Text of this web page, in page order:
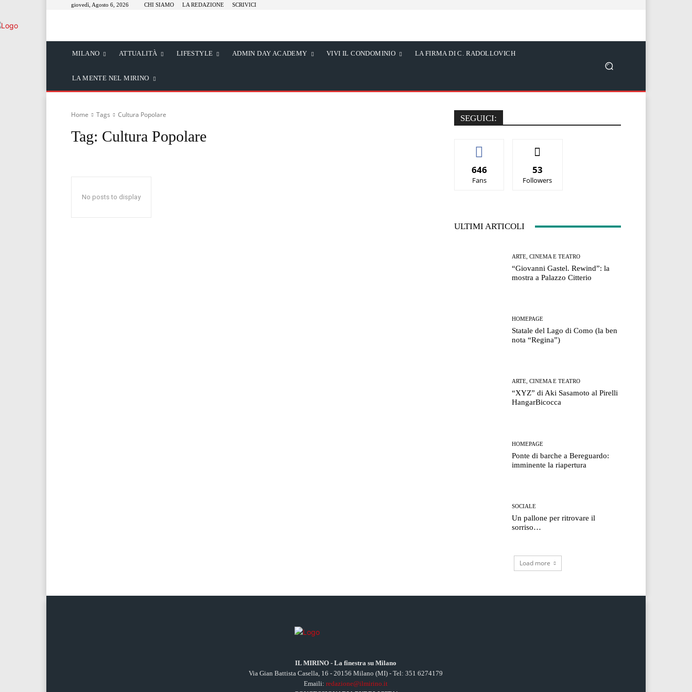
giovedì, Agosto 6, 2026 CHI SIAMO LA REDAZIONE SCRIVICI
MILANO ATTUALITÀ LIFESTYLE ADMIN DAY ACADEMY VIVI IL CONDOMINIO LA FIRMA DI C. RADOLLOVICH
LA MENTE NEL MIRINO
Home Tags Cultura Popolare
Tag: Cultura Popolare
No posts to display
SEGUICI:
646
Fans
53
Followers
ULTIMI ARTICOLI
ARTE, CINEMA E TEATRO
“Giovanni Gastel. Rewind”: la
mostra a Palazzo Citterio
HOMEPAGE
Statale del Lago di Como (la ben
nota “Regina”)
ARTE, CINEMA E TEATRO
“XYZ” di Aki Sasamoto al Pirelli
HangarBicocca
HOMEPAGE
Ponte di barche a Bereguardo:
imminente la riapertura
SOCIALE
Un pallone per ritrovare il
sorriso…
Load more
IL MIRINO - La finestra su Milano
Via Gian Battista Casella, 16 - 20156 Milano (MI) - Tel: 351 6274179
Emaili:redazione@ilmirino.it